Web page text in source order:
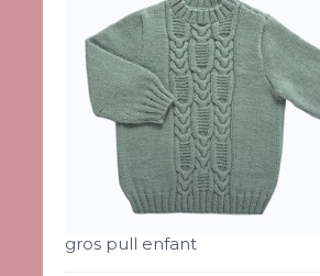
gros pull enfant